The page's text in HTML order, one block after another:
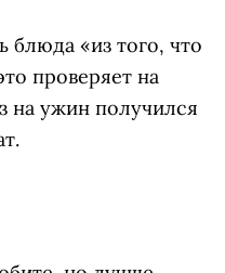
«из того, что
проверяет на
на ужин получился